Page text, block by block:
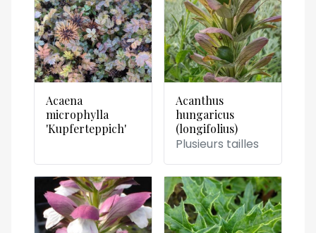
Acaena
microphylla
'Kupferteppich'
Acanthus
hungaricus
(longifolius)
Plusieurs tailles